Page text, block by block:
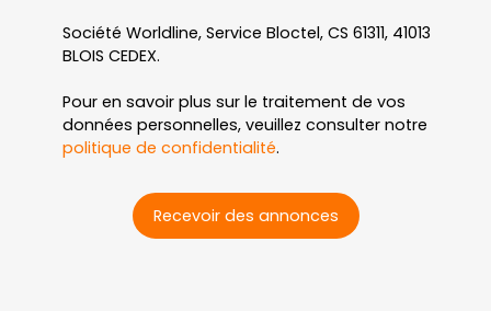
Société Worldline, Service Bloctel, CS 61311, 41013
BLOIS CEDEX.
Pour en savoir plus sur le traitement de vos
données personnelles, veuillez consulter notre
politique de confidentialité.
Recevoir des annonces